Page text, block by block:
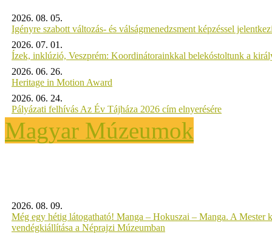
2026. 08. 05.
Igényre szabott változás- és válságmenedzsment képzéssel
2026. 07. 01.
Ízek, inklúzió, Veszprém: Koordinátorainkkal belekóstoltunk a
2026. 06. 26.
Heritage in Motion Award
2026. 06. 24.
Pályázati felhívás Az Év Tájháza 2026 cím elnyerésére
Magyar Múzeumok
2026. 08. 09.
Még egy hétig látogatható! Manga – Hokuszai – Manga. A Mester
vendégkiállítása a Néprajzi Múzeumban